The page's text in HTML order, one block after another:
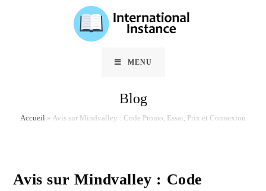
MENU
Blog
Accueil » Avis sur Mindvalley : Code Promo, Essai, Prix et Connexion
Avis sur Mindvalley : Code